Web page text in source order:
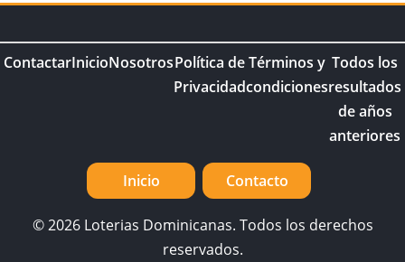
ContactarInicioNosotrosPolítica de
Privacidad
Términos y
condiciones
Todos los
resultados
de años
anteriores
Inicio Contacto
© 2026 Loterias Dominicanas. Todos los derechos
reservados.